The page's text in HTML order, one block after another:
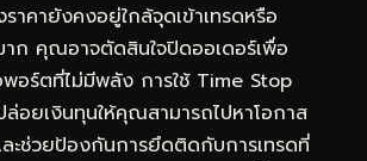
าคายังคงอยู่ใกล้จุดเข้าเทรดหรือ
าก คุณอาจตัดสินใจปิดออเดอร์เพื่อ
อร์ตที่ไม่มีพลัง การใช้ Time Stop
อยเงินทุนให้คุณสามารถไปหาโอกาส
ะช่วยป้องกันการยึดติดกับการเทรดที่